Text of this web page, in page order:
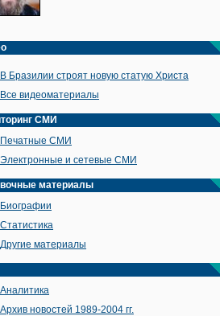
В Бразилии строят новую статую Христа
Все видеоматериалы
СМИ
Печатные СМИ
Электронные и сетевые СМИ
материалы
Биографии
Статистика
Другие материалы
Аналитика
Архив новостей 1989-2004 гг.